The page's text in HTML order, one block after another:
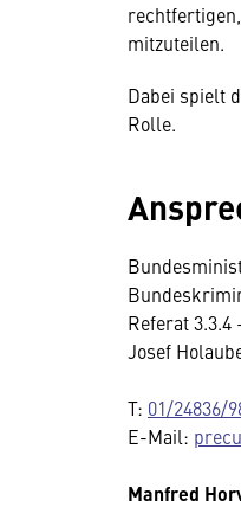
mitzuteilen.
Dabei spielt
Rolle.
Referat
Josef
T: 01/24836/
E-Mail:
Manfred